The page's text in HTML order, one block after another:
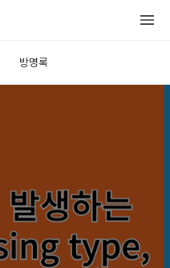
방명록